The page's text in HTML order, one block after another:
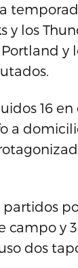
y los
y
16
campo y
dos